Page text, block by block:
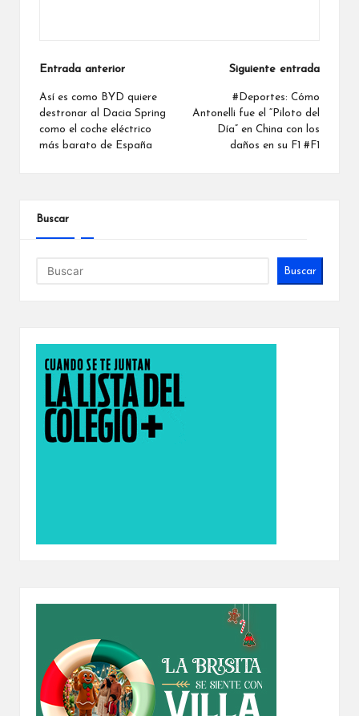
Navegación
de
entradas
Entrada anterior
Así es como BYD quiere
destronar al Dacia Spring
como el coche eléctrico
más barato de España
Siguiente entrada
#Deportes: Cómo
Antonelli fue el “Piloto del
Día” en China con los
daños en su F1 #F1
Buscar
Buscar